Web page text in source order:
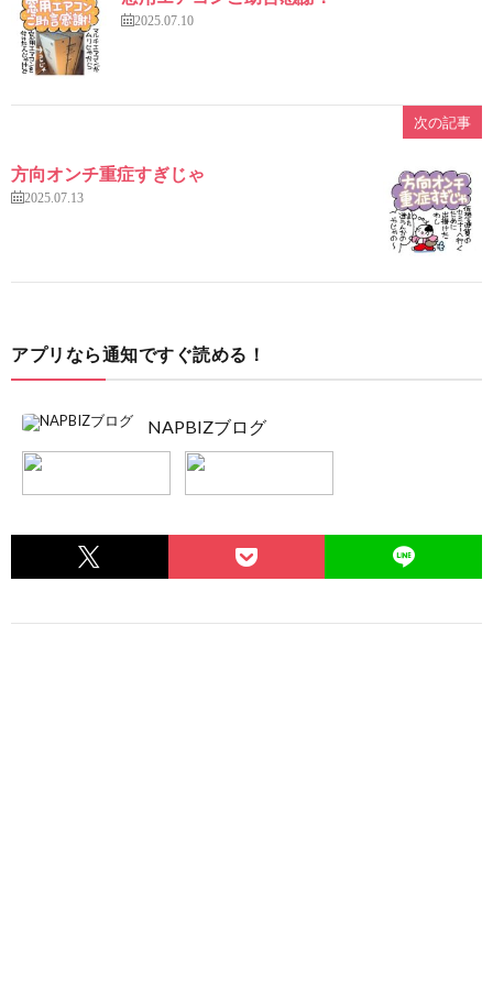
2025.07.10
次の記事
方向オンチ重症すぎじゃ
2025.07.13
アプリなら通知ですぐ読める！
NAPBIZブログ